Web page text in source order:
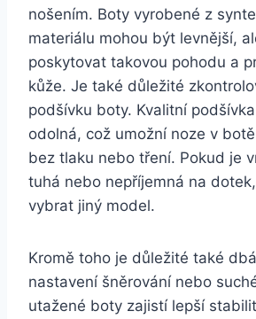
nošením. Boty vyrobené z
materiálu mohou být levnější,
poskytovat⁤ takovou ​pohodu a
kůže. Je také důležité
podšívku boty. Kvalitní
odolná, což umožní noze v
bez tlaku nebo tření. Pokud je
tuhá nebo nepříjemná na
vybrat jiný⁢ model.
Kromě‍ toho je důležité také
nastavení šněrování⁤ nebo
utažené boty⁤ zajistí lepší